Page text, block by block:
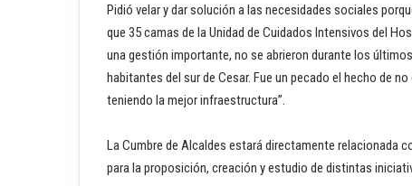
Pidió velar y dar solución a las necesidades sociales
que 35 camas de la Unidad de Cuidados Intensivos del
una gestión importante, no se abrieron durante los
habitantes del sur de Cesar. Fue un pecado el hecho de
teniendo la mejor infraestructura”.
La Cumbre de Alcaldes estará directamente relacionada
para la proposición, creación y estudio de distintas